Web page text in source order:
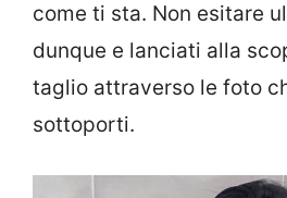
come ti sta. Non esitare
dunque e lanciati alla
taglio attraverso le foto
sottoporti.